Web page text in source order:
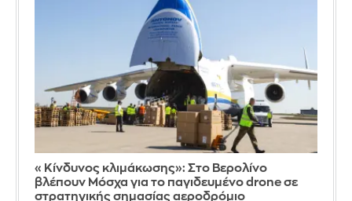
«Κίνδυνος κλιμάκωσης»: Στο Βερολίνο
βλέπουν Μόσχα για το παγιδευμένο drone σε
στρατηγικής σημασίας αεροδρόμιο